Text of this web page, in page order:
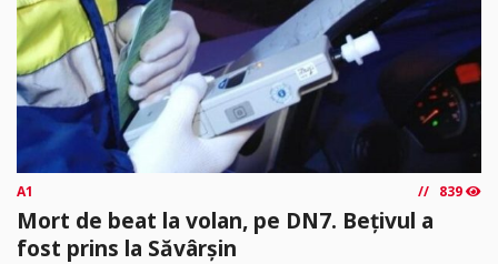
A1 839
Mort de beat la volan, pe DN7. Bețivul a
fost prins la Săvârșin